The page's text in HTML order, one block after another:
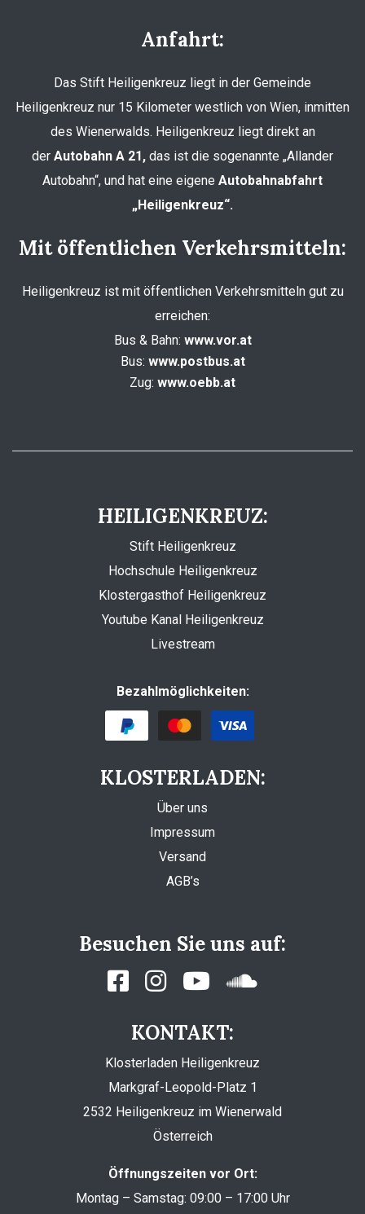
Anfahrt:
Das Stift Heiligenkreuz liegt in der Gemeinde
Heiligenkreuz nur 15 Kilometer westlich von Wien, inmitten
des Wienerwalds. Heiligenkreuz liegt direkt an
der Autobahn A 21, das ist die sogenannte „Allander
Autobahn“, und hat eine eigene Autobahnabfahrt
„Heiligenkreuz“.
Mit öffentlichen Verkehrsmitteln:
Heiligenkreuz ist mit öffentlichen Verkehrsmitteln gut zu
erreichen:
Bus & Bahn: www.vor.at
Bus: www.postbus.at
Zug: www.oebb.at
HEILIGENKREUZ:
Stift Heiligenkreuz
Hochschule Heiligenkreuz
Klostergasthof Heiligenkreuz
Youtube Kanal Heiligenkreuz
Livestream
Bezahlmöglichkeiten:
KLOSTERLADEN:
Über uns
Impressum
Versand
AGB’s
Besuchen Sie uns auf:
KONTAKT:
Klosterladen Heiligenkreuz
Markgraf-Leopold-Platz 1
2532 Heiligenkreuz im Wienerwald
Österreich
Öffnungszeiten vor Ort:
Montag – Samstag: 09:00 – 17:00 Uhr